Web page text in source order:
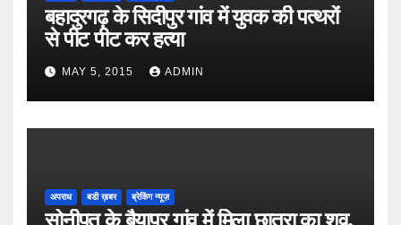
बहादुरगढ़ के सिदीपुर गांव में युवक की पत्थरों
से पीट पीट कर हत्या
MAY 5, 2015 ADMIN
अपराध बडी ख़बर ब्रेकिंग न्यूज़